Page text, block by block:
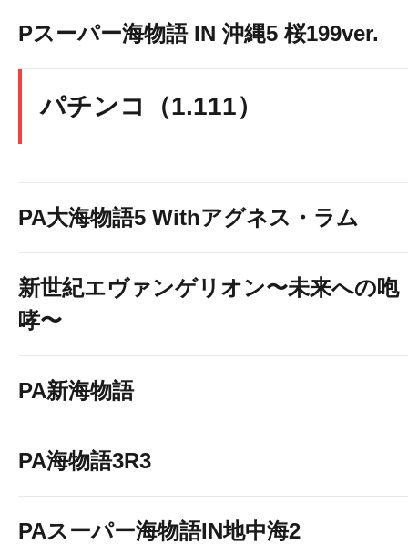
Pスーパー海物語 IN 沖縄5 桜199ver.
パチンコ（1.111）
PA大海物語5 Withアグネス・ラム
新世紀エヴァンゲリオン〜未来への咆
哮〜
PA新海物語
PA海物語3R3
PAスーパー海物語IN地中海2